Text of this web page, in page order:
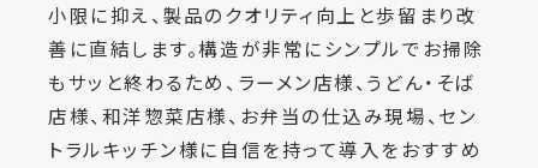
小限に抑え、製品のクオリティ向上と歩留まり改
善に直結します。構造が非常にシンプルでお掃除
もサッと終わるため、ラーメン店様、うどん・そば
店様、和洋惣菜店様、お弁当の仕込み現場、セン
トラルキッチン様に自信を持って導入をおすすめ